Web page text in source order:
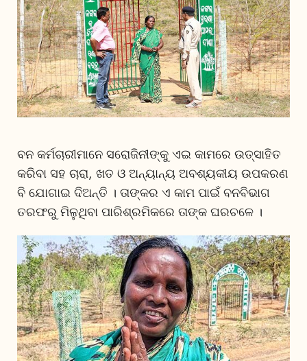
ବନ କର୍ମଚାରୀମାନେ ସରୋଜିନୀଙ୍କୁ ଏଇ କାମରେ ଉତ୍ସାହିତ
କରିବା ସହ ଚାରା, ଖତ ଓ ଅନ୍ୟାନ୍ୟ ଅବଶ୍ୟକୀୟ ଉପକରଣ
ବି ଯୋଗାଇ ଦିଅନ୍ତି । ତାଙ୍କର ଏ କାମ ପାଇଁ ବନବିଭାଗ
ତରଫରୁ ମିଳୁଥିବା ପାରିଶ୍ରମିକରେ ତାଙ୍କ ଘରଚଳେ ।